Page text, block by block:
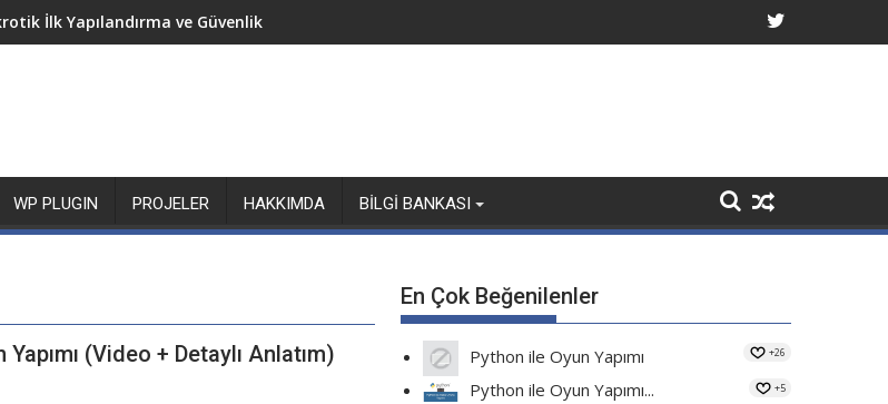
İlk Yapılandırma ve Güvenlik
WP PLUGIN PROJELER HAKKIMDA BILGI BANKASI
(Video + Detaylı Anlatım)
En Çok Beğenilenler
Python ile Oyun Yapımı +26
Python ile Oyun Yapımı... +5